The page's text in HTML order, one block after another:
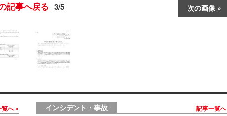
次の画像
記事へ戻る 3/5
覧へ インシデント・事故 記事一覧へ